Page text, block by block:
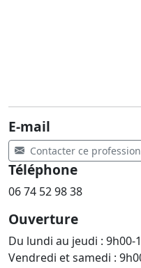
E-mail
Contacter ce
Téléphone
06 74 52 98 38
Ouverture
Du lundi au jeudi : 9h00-
Vendredi et samedi :